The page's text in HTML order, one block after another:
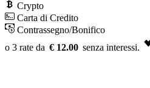
Crypto
Carta di Credito
Contrassegno/Bonifico
€ 12.00